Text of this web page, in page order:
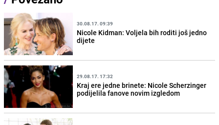
30.08.17. 09:39
Nicole Kidman: Voljela bih roditi još jedno
dijete
29.08.17. 17:32
Kraj ere jedne brinete: Nicole Scherzinger
podijelila fanove novim izgledom